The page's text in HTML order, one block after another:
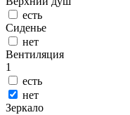
есть
Сиденье
нет
Вентиляция
1
есть
нет
Зеркало